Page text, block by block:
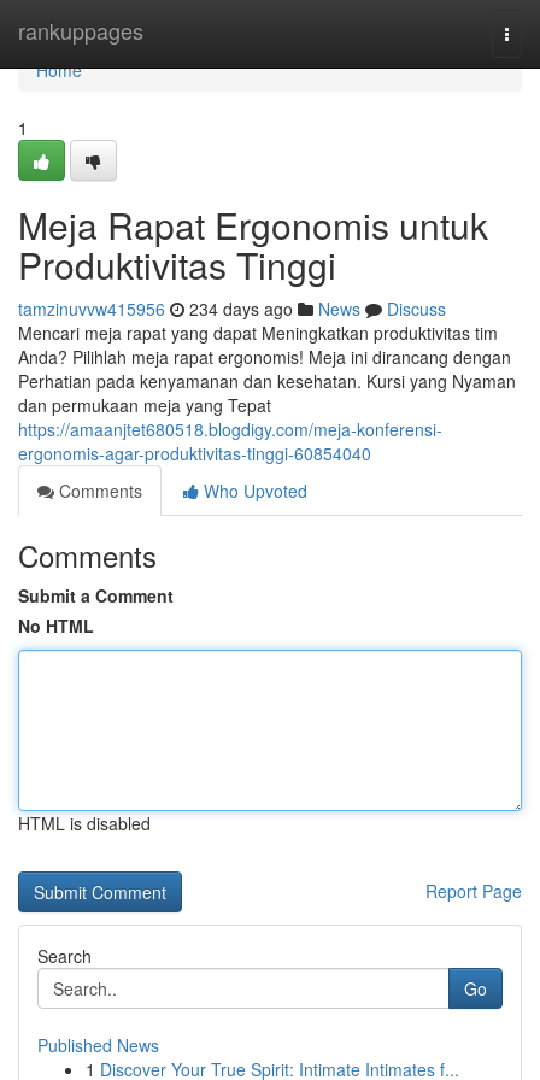
rankuppages
Home
Home
1
Meja Rapat Ergonomis untuk
Produktivitas Tinggi
tamzinuvvw415956 234 days ago News
Discuss
Mencari meja rapat yang dapat Meningkatkan produktivitas tim
Anda? Pilihlah meja rapat ergonomis! Meja ini dirancang dengan
Perhatian pada kenyamanan dan kesehatan. Kursi yang Nyaman
dan permukaan meja yang Tepat
https://amaanjtet680518.blogdigy.com/meja-konferensi-
ergonomis-agar-produktivitas-tinggi-60854040
Comments
Who Upvoted
Comments
Submit a Comment
No HTML
HTML is disabled
Report Page
Search
Go
Published News
1 Discover Your True Spirit: Intimate Intimates f...